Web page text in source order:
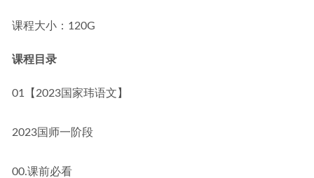
课程大小：120G
课程目录
01【2023国家玮语文】
2023国师一阶段
00.课前必看